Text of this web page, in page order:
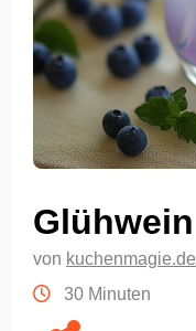
Glühwein
von kuchenmagie.de
30 Minuten